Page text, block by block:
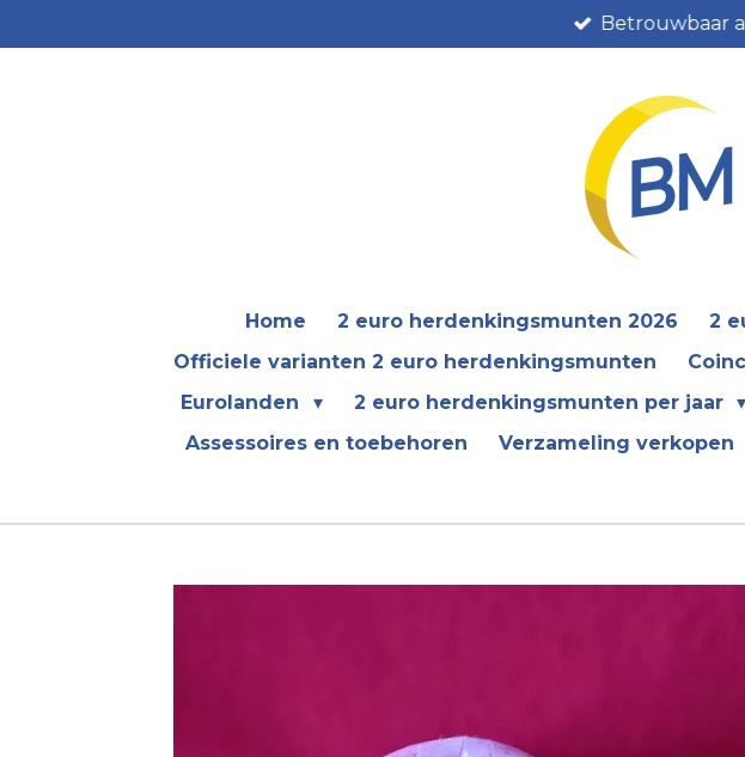
direct
Betrouwbaar
Home 2 euro herdenkingsmunten 2026 2
Officiele varianten 2 euro herdenkingsmunten
Eurolanden
2 euro herdenkingsmunten per jaar
Assessoires en toebehoren
Verzameling verkopen